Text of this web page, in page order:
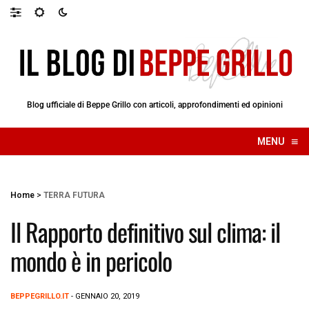
Blog ufficiale di Beppe Grillo con articoli, approfondimenti ed opinioni
MENU ≡
☰
Home > TERRA FUTURA
Il Rapporto definitivo sul clima: il
mondo è in pericolo
BEPPEGRILLO.IT - GENNAIO 20, 2019